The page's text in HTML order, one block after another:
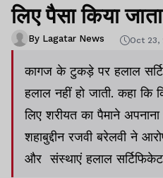
लिए पैसा किया
By Lagatar News Oct 23,
कागज के टुकड़े पर हलाल
हलाल नहीं हो जाती. कहा
लिए शरीयत का पैमाने अपनाना
शहाबुद्दीन रजवी बरेलवी ने
और संस्थाएं हलाल